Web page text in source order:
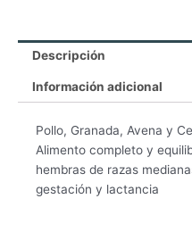
Descripción
Información adicional
Pollo, Granada, Avena y
Alimento completo y
hembras de razas
gestación y lactancia